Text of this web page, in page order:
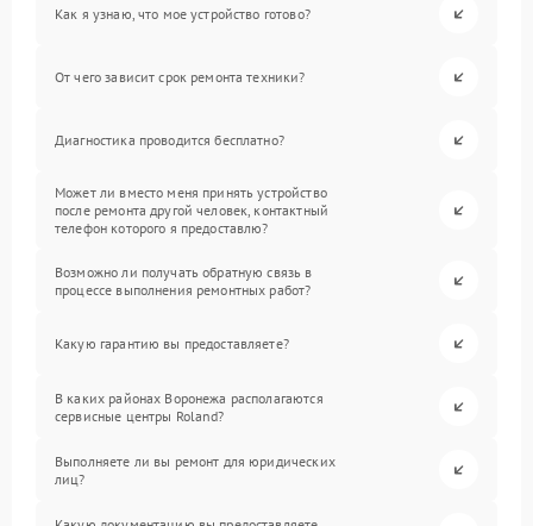
Как я узнаю, что мое устройство готово?
От чего зависит срок ремонта техники?
Диагностика проводится бесплатно?
Может ли вместо меня принять устройство
после ремонта другой человек, контактный
телефон которого я предоставлю?
Возможно ли получать обратную связь в
процессе выполнения ремонтных работ?
Какую гарантию вы предоставляете?
В каких районах Воронежа располагаются
сервисные центры Roland?
Выполняете ли вы ремонт для юридических
лиц?